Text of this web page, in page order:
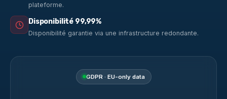
plateforme.
Disponibilité 99,99%
Disponibilité garantie via une infrastructure redondante.
GDPR · EU-only data